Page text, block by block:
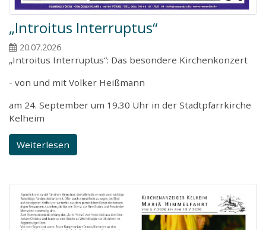
„Introitus Interruptus“
20.07.2026
„Introitus Interruptus“: Das besondere Kirchenkonzert
- von und mit Volker Heißmann
am 24. September um 19.30 Uhr in der Stadtpfarrkirche
Kelheim
Weiterlesen